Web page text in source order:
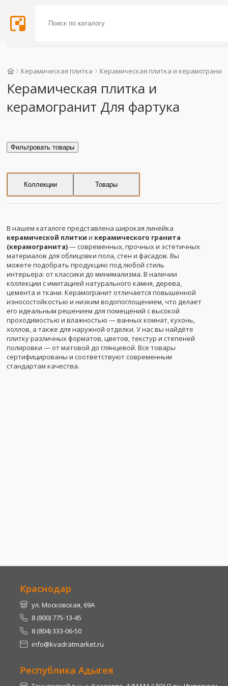
Керамическая плитка Керамическая плитка и керамогранит
Керамическая плитка и
керамогранит Для фартука
Фильтровать товары
Коллекции Товары
В нашем каталоге представлена широкая линейка
керамической плитки и керамического гранита
(керамогранита)— современных, прочных и эстетичных
материалов для облицовки пола, стен и фасадов. Вы
можете подобрать продукцию под любой стиль
интерьера: от классики до минимализма. В наличии
коллекции с имитацией натурального камня, дерева,
цемента и ткани. Керамогранит отличается повышенной
износостойкостью и низким водопоглощением, что делает
его идеальным решением для помещений с высокой
проходимостью и влажностью — ванных комнат, кухонь,
холлов, а также для наружной отделки. У нас вы найдёте
плитку различных форматов, цветов, текстур и степеней
полировки — от матовой до глянцевой. Все товары
сертифицированы и соответствуют современным
стандартам качества.
Краснодар
ул. Московская, 69А
8 (800) 775-13-45
8 (804) 333-06-50
info@kvadratmarket.ru
Республика Адыгея